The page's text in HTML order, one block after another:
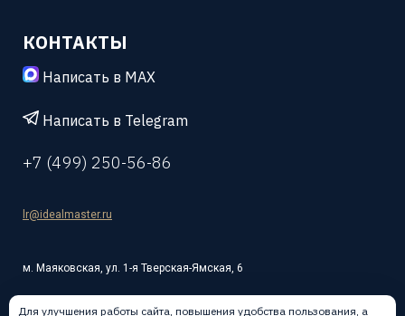
КОНТАКТЫ
Написать в MAX
Написать в Telegram
+7 (499) 250-56-86
lr@idealmaster.ru
м. Маяковская, ул. 1-я Тверская-Ямская, 6
Для улучшения работы сайта, повышения удобства пользования, а